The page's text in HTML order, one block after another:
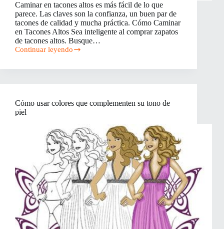
Caminar en tacones altos es más fácil de lo que
parece. Las claves son la confianza, un buen par de
tacones de calidad y mucha práctica. Cómo Caminar
en Tacones Altos Sea inteligente al comprar zapatos
de tacones altos. Busque…
Continuar leyendo
Cómo
en
Cómo usar colores que complementen su tono de
piel